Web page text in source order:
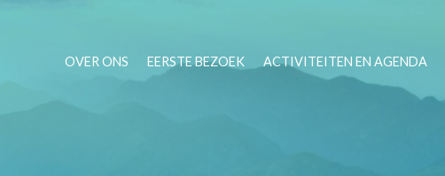
OVER ONS EERSTE BEZOEK ACTIVITEITEN EN AGENDA